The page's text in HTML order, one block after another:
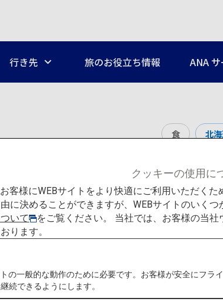
行き先 旅のお役立ち情報 ANA
食 北
二条
クッキーの使用に
客様にWEBサイトをより快適にご利用いただく
に決めることができますが、WEBサイトのいく
いて
をご覧ください。 当社では、お客様の当
ります。
の一般的な動作のために必要です。お客様が安全にフラ
続できるようにします。